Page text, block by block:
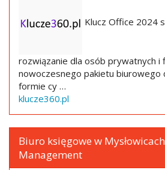
Klucz Office 2024
rozwiązanie dla osób prywatnych i
nowoczesnego pakietu biurowego
formie cy …
klucze360.pl
Biuro księgowe w
Management